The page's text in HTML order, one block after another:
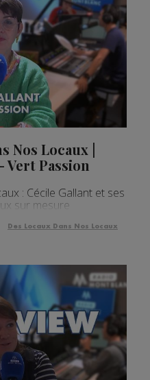
Nos Locaux |
Vert Passion
: Cécile Gallant et ses
sur mesure
Des Locaux Dans Nos Locaux